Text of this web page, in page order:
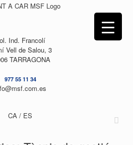
Ind. Francolí
Vell de Salou, 3
TARRAGONA
977 55 11 34
CA / ES